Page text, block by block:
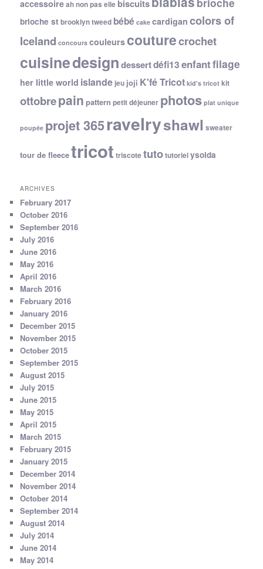
accessoireah non pas elle biscuits
brioche st brooklyn tweed bébé cake cardigan colors of
Iceland concours couleurscouturecrochet
cuisinedesigndessertdéfi13enfantfilage
her little world islandejeu joji K'fé Tricot kid's tricot kit
ottobrepain pattern petit déjeuner photos plat unique
poupée projet 365ravelryshawl sweater
tour de fleecetricot triscote tutotutorielysolda
ARCHIVES
February 2017
October 2016
September 2016
July 2016
June 2016
May 2016
April 2016
March 2016
February 2016
January 2016
December 2015
November 2015
October 2015
September 2015
August 2015
July 2015
June 2015
May 2015
April 2015
March 2015
February 2015
January 2015
December 2014
November 2014
October 2014
September 2014
August 2014
July 2014
June 2014
May 2014